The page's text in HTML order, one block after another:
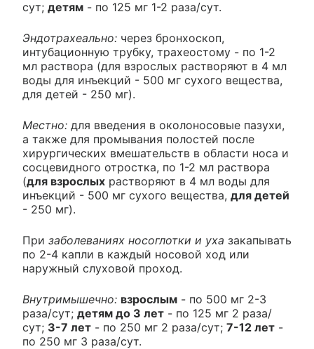
сут; детям - по 125 мг 1-2 раза/сут.
Эндотрахеально: через бронхоскоп,
интубационную трубку, трахеостому - по 1-2
мл раствора (для взрослых растворяют в 4 мл
воды для инъекций - 500 мг сухого вещества,
для детей - 250 мг).
Местно: для введения в околоносовые пазухи,
а также для промывания полостей после
хирургических вмешательств в области носа и
сосцевидного отростка, по 1-2 мл раствора
(для взрослых растворяют в 4 мл воды для
инъекций - 500 мг сухого вещества, для детей
- 250 мг).
При заболеваниях носоглотки и уха закапывать
по 2-4 капли в каждый носовой ход или
наружный слуховой проход.
Внутримышечно: взрослым - по 500 мг 2-3
раза/сут; детям до 3 лет - по 125 мг 2 раза/
сут; 3-7 лет - по 250 мг 2 раза/сут; 7-12 лет -
по 250 мг 3 раза/сут.